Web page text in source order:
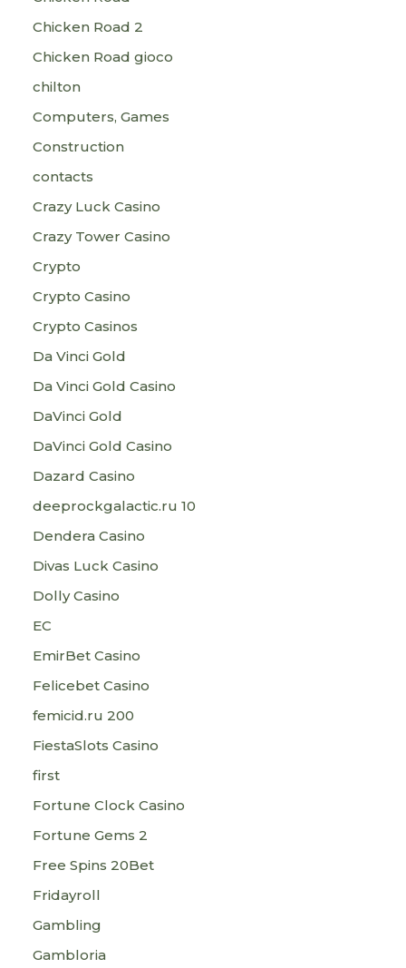
Chicken Road 2
Chicken Road gioco
chilton
Computers, Games
Construction
contacts
Crazy Luck Casino
Crazy Tower Сasino
Crypto
Crypto Casino
Crypto Casinos
Da Vinci Gold
Da Vinci Gold Casino
DaVinci Gold
DaVinci Gold Casino
Dazard Casino
deeprockgalactic.ru 10
Dendera Casino
Divas Luck Casino
Dolly Casino
EC
EmirBet Casino
Felicebet Casino
femicid.ru 200
FiestaSlots Casino
first
Fortune Clock Casino
Fortune Gems 2
Free Spins 20Bet
Fridayroll
Gambling
Gambloria